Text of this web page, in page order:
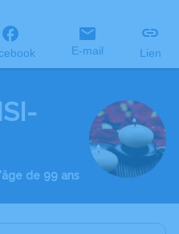
E-mail Lien
de 99 ans